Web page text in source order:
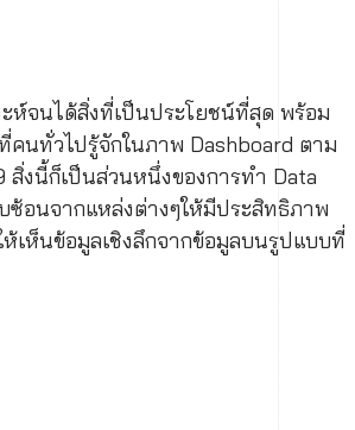
ะห์จนได้สิ่งที่เป็นประโยชน์ที่สุด พร้อม
คนทั่วไปรู้จักในภาพ Dashboard ตาม
งนี้ก็เป็นส่วนหนึ่งของการทำ Data
อนจากแหล่งต่างๆให้มีประสิทธิภาพ
เห็นข้อมูลเชิงลึกจากข้อมูลบนรูปแบบที่